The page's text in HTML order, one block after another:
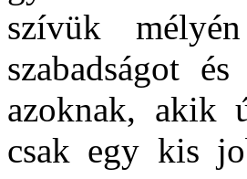
szívük
szabadságot
azoknak, akik
csak egy kis